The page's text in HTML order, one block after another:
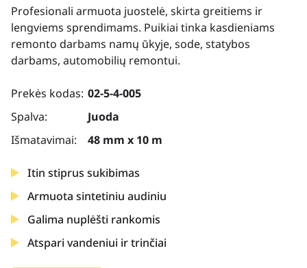
Profesionali armuota juostelė, skirta greitiems ir
lengviems sprendimams. Puikiai tinka kasdieniams
remonto darbams namų ūkyje, sode, statybos
darbams, automobilių remontui.
Prekės kodas: 02-5-4-005
Spalva:
Juoda
Išmatavimai:
48 mm x 10 m
Itin stiprus sukibimas
Armuota sintetiniu audiniu
Galima nuplėšti rankomis
Atspari vandeniui ir trinčiai